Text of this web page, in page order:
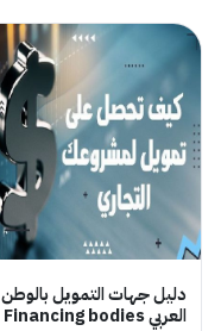
دليل جهات التمويل بالوطن
العربي Financing bodies